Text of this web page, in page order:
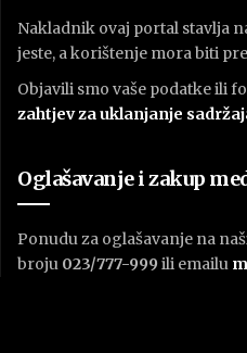
Nakladnik ovaj portal stavlja
jeste, a korištenje mora biti
Objavili smo vaše podatke ili
zahtjev za uklanjanje
Oglašavanje i zakup
Ponudu za oglašavanje na
broju 023/777-999 ili emailu